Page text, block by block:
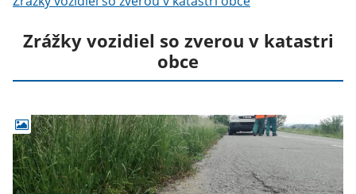
Zrážky vozidiel so zverou v katastri
obce